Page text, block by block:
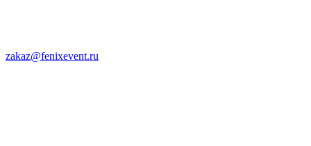
zakaz@fenixevent.ru